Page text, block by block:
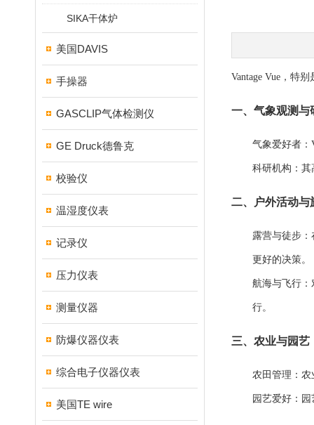
SIKA干体炉
美国DAVIS
手操器
GASCLIP气体检测仪
GE Druck德鲁克
校验仪
温湿度仪表
记录仪
压力仪表
测量仪器
防爆仪器仪表
综合电子仪器仪表
美国TE wire
Vantage Vue，特
一、气象观测与
气象爱好者
科研机构 ：
二、户外活动与
露营与徒步
更好的决策。
航海与飞行
行。
三、农业与园艺
农田管理 ：
园艺爱好 ：